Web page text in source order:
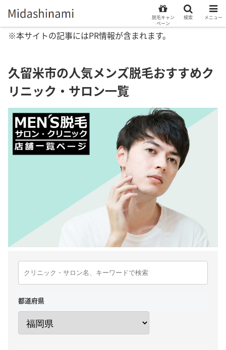
※本サイトの記事にはPR情報が含まれます。
久留米市の人気メンズ脱毛おすすめク
リニック・サロン一覧
都道府県
脱毛キャン
ペーン
検索 メニュー